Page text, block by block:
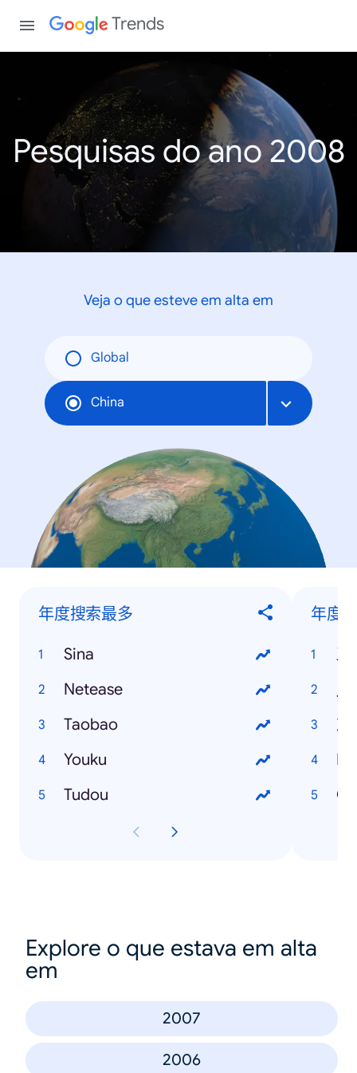
Trends
Pesquisas do ano 2008
Veja o que esteve em alta em
Global
China
年度搜索最多
Sina
Netease
Taobao
Youku
Tudou
年度
三
次
Explore o que estava em alta
em
2007
2006